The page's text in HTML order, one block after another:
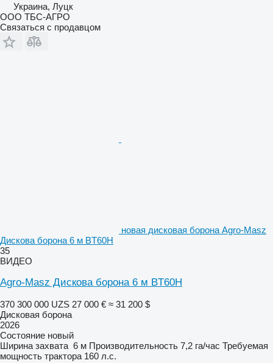
Украина, Луцк
ООО ТБС-АГРО
Связаться с продавцом
новая дисковая борона Agro-Masz
Дискова борона 6 м BT60H
35
ВИДЕО
Agro-Masz Дискова борона 6 м BT60H
370 300 000 UZS 27 000 € ≈ 31 200 $
Дисковая борона
2026
Состояние новый
Ширина захвата 6 м Производительность 7,2 га/час Требуемая
мощность трактора 160 л.с.